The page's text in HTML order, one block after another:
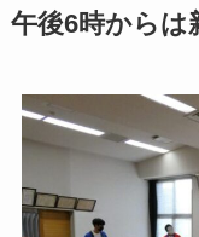
午後6時からは